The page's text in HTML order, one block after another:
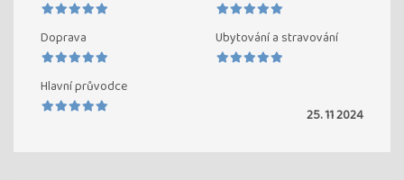
Doprava Ubytování a stravování
Hlavní průvodce
25. 11 2024